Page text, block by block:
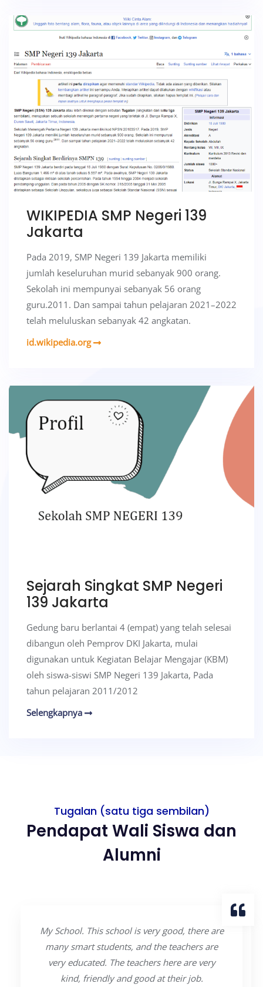
WIKIPEDIA SMP Negeri 139
Jakarta
Pada 2019, SMP Negeri 139 Jakarta memiliki
jumlah keseluruhan murid sebanyak 900 orang.
Sekolah ini mempunyai sebanyak 56 orang
guru.2011. Dan sampai tahun pelajaran 2021–2022
telah meluluskan sebanyak 42 angkatan.
id.wikipedia.org
Sejarah Singkat SMP Negeri
139 Jakarta
Gedung baru berlantai 4 (empat) yang telah selesai
dibangun oleh Pemprov DKI Jakarta, mulai
digunakan untuk Kegiatan Belajar Mengajar (KBM)
oleh siswa-siswi SMP Negeri 139 Jakarta, Pada
tahun pelajaran 2011/2012
Selengkapnya
Tugalan (satu tiga sembilan)
Pendapat Wali Siswa dan
Alumni
My School. This school is very good, there are
many smart students, and the teachers are
very educated. The teachers here are very
kind, friendly and good at their job.